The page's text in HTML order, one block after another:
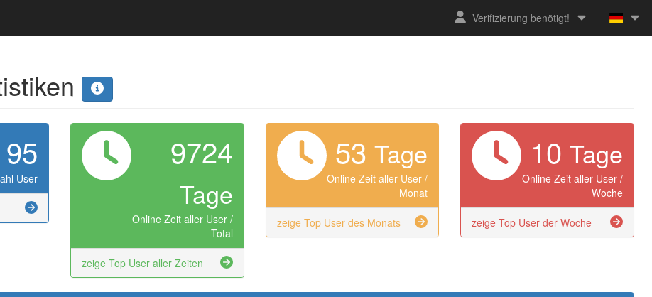
Verifizierung benötigt!
95
User
9724
Tage
Online Zeit aller User /
Total
zeige Top User aller Zeiten
53Tage
Online Zeit aller User /
Monat
zeige Top User des Monats
10 Tage
Online Zeit aller User /
Woche
zeige Top User der Woche